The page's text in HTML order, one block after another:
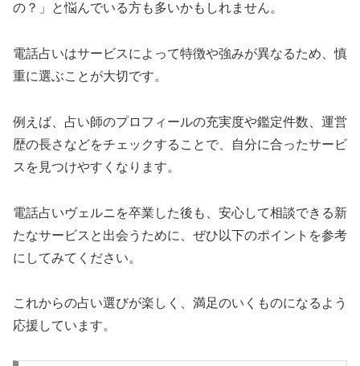
の？」と悩んでいる方も多いかもしれません。
電話占いはサービスによって特徴や強みが異なるため、慎
重に選ぶことが大切です。
例えば、占い師のプロフィールの充実度や鑑定件数、運営
歴の長さなどをチェックすることで、自分に合ったサービ
スを見つけやすくなります。
電話占いヴェルニを卒業した後も、安心して相談できる新
たなサービスと出会うために、ぜひ以下のポイントを参考
にしてみてください。
これからの占い選びが楽しく、満足のいくものになるよう
応援しています。